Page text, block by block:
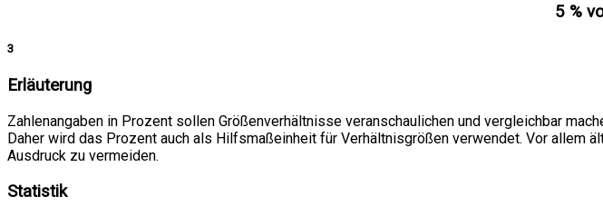
5 %
3
Erläuterung
Zahlenangaben in Prozent sollen Größenverhältnisse veranschaulichen und vergleichbar
Daher wird das Prozent auch als Hilfsmaßeinheit für Verhältnisgrößen verwendet. Vor allem
Ausdruck zu vermeiden.
Statistik